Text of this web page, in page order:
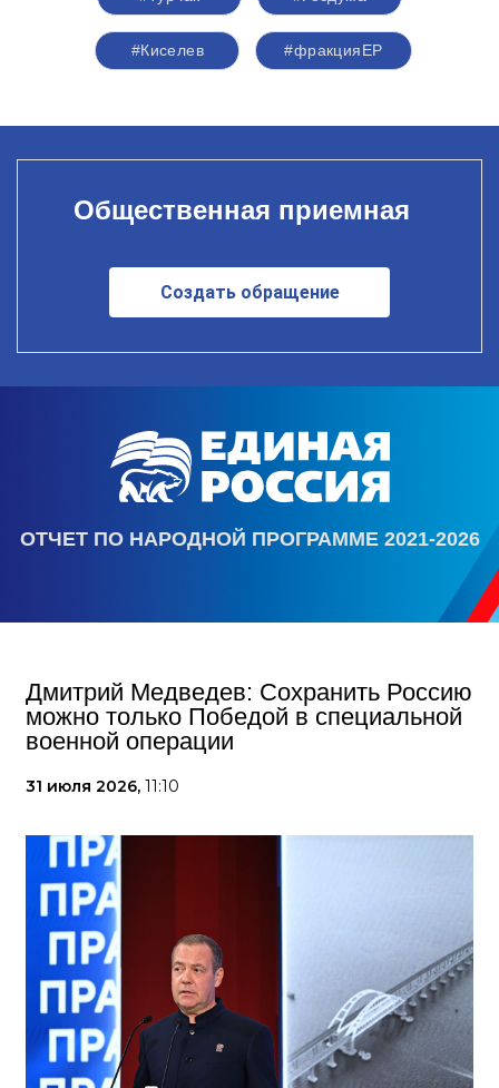
#Киселев #фракцияЕР
Общественная приемная
Создать обращение
ОТЧЕТ ПО НАРОДНОЙ ПРОГРАММЕ 2021-2026
Дмитрий Медведев: Сохранить Россию
можно только Победой в специальной
военной операции
31 июля 2026, 11:10